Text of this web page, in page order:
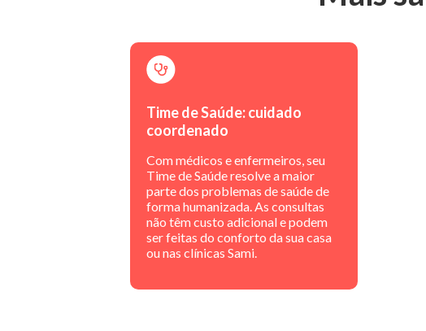
Time de Saúde: cuidado
coordenado
Com médicos e enfermeiros, seu
Time de Saúde resolve a maior
parte dos problemas de saúde de
forma humanizada. As consultas
não têm custo adicional e podem
ser feitas do conforto da sua casa
ou nas clínicas Sami.